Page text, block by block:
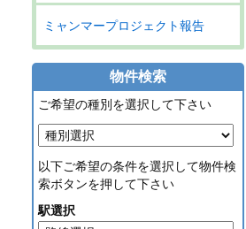
ミャンマープロジェクト報告
物件検索
ご希望の種別を選択して下さい
以下ご希望の条件を選択して物件検
索ボタンを押して下さい
駅選択